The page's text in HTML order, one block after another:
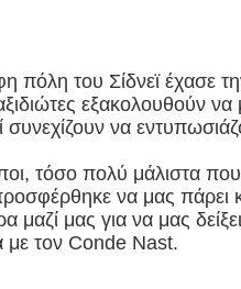
πόλη του Σίδνεϊ έχασε
εξακολουθούν
συνεχίζουν να
τόσο πολύ μάλιστα
να μας πάρει
μαζί μας για να μας
με τον Conde Nast.